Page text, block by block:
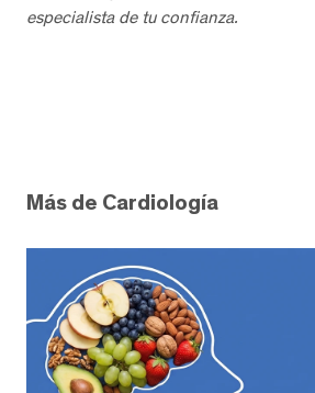
especialista de tu confianza.
Más de Cardiología